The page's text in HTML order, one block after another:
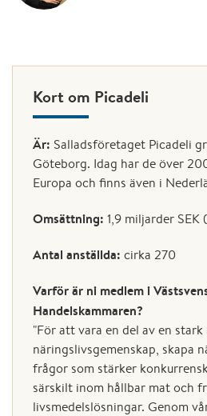
Kort om Picadeli
Är: Salladsföretaget Picadeli
Göteborg. Idag har de över
Europa och finns även i
Omsättning: 1,9 miljarder SEK
Antal anställda: cirka 270
Varför är ni medlem i
Handelskammaren?
"För att vara en del av en stark
näringslivsgemenskap, skapa
frågor som stärker
särskilt inom hållbar mat och
livsmedelslösningar. Genom